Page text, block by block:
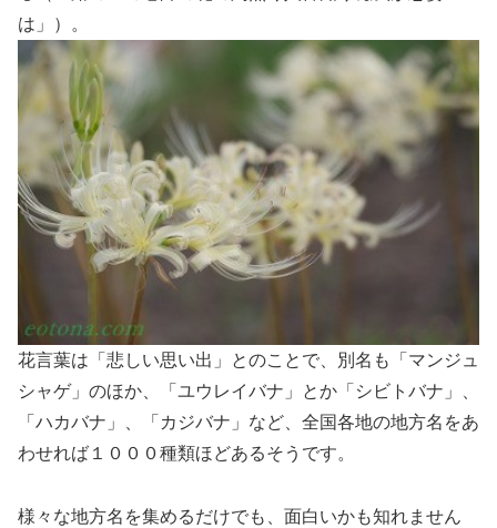
は」）。
花言葉は「悲しい思い出」とのことで、別名も「マンジュ
シャゲ」のほか、「ユウレイバナ」とか「シビトバナ」、
「ハカバナ」、「カジバナ」など、全国各地の地方名をあ
わせれば１０００種類ほどあるそうです。
様々な地方名を集めるだけでも、面白いかも知れません